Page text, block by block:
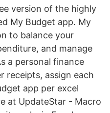
version of the highly
My Budget app. My
to balance your
and manage
a personal finance
receipts, assign each
app per excel
at UpdateStar - Macro